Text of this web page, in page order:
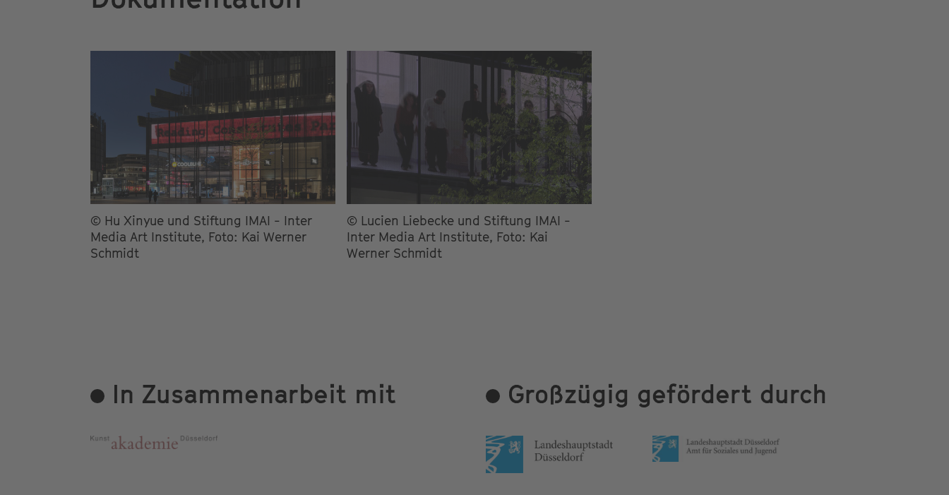
© Hu Xinyue und Stiftung IMAI - Inter
Media Art Institute, Foto: Kai Werner
Schmidt
© Lucien Liebecke und Stiftung IMAI -
Inter Media Art Institute, Foto: Kai
Werner Schmidt
In Zusammenarbeit mit Großzügig gefördert durch